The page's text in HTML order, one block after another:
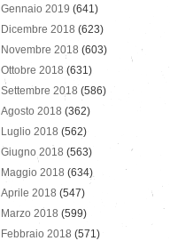
Gennaio 2019 (641)
Dicembre 2018 (623)
Novembre 2018 (603)
Ottobre 2018 (631)
Settembre 2018 (586)
Agosto 2018 (362)
Luglio 2018 (562)
Giugno 2018 (563)
Maggio 2018 (634)
Aprile 2018 (547)
Marzo 2018 (599)
Febbraio 2018 (571)